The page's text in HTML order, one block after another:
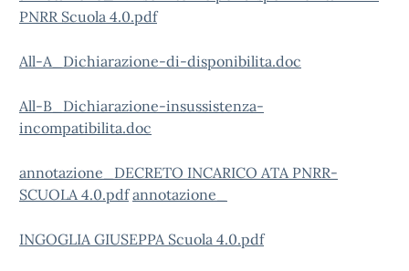
PNRR Scuola 4.0.pdf
All-A_Dichiarazione-di-disponibilita.doc
All-B_Dichiarazione-insussistenza-
incompatibilita.doc
annotazione_DECRETO INCARICO ATA PNRR-
SCUOLA 4.0.pdf annotazione_
INGOGLIA GIUSEPPA Scuola 4.0.pdf